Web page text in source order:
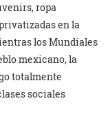
ropa
en la
los Mundiales
mexicano, la
totalmente
sociales